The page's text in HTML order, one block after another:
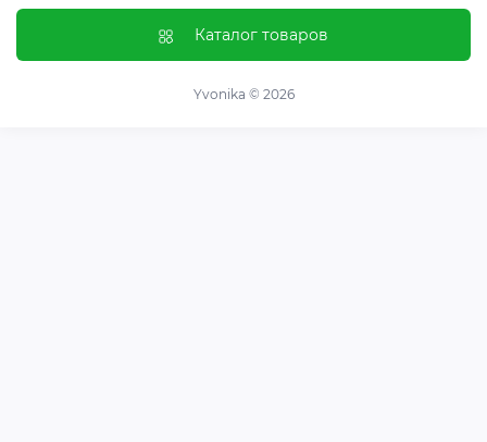
Иммунная система
Гормональный баланс и обмен веществ
Оплата и доставка
Обмен и возврат
Каталог товаров
Yvonika © 2026